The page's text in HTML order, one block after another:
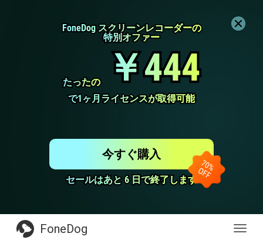
FoneDog スクリーンレコーダーの
FoneDog スクリーンレコーダーの
特別オファー
特別オファー
たったの
たったの ￥444
￥444
で1ヶ月ライセンスが取得可能
で1ヶ月ライセンスが取得可能
セールはあと 6 日で終了します
セールはあと 6 日で終了します
今すぐ購入
FoneDog